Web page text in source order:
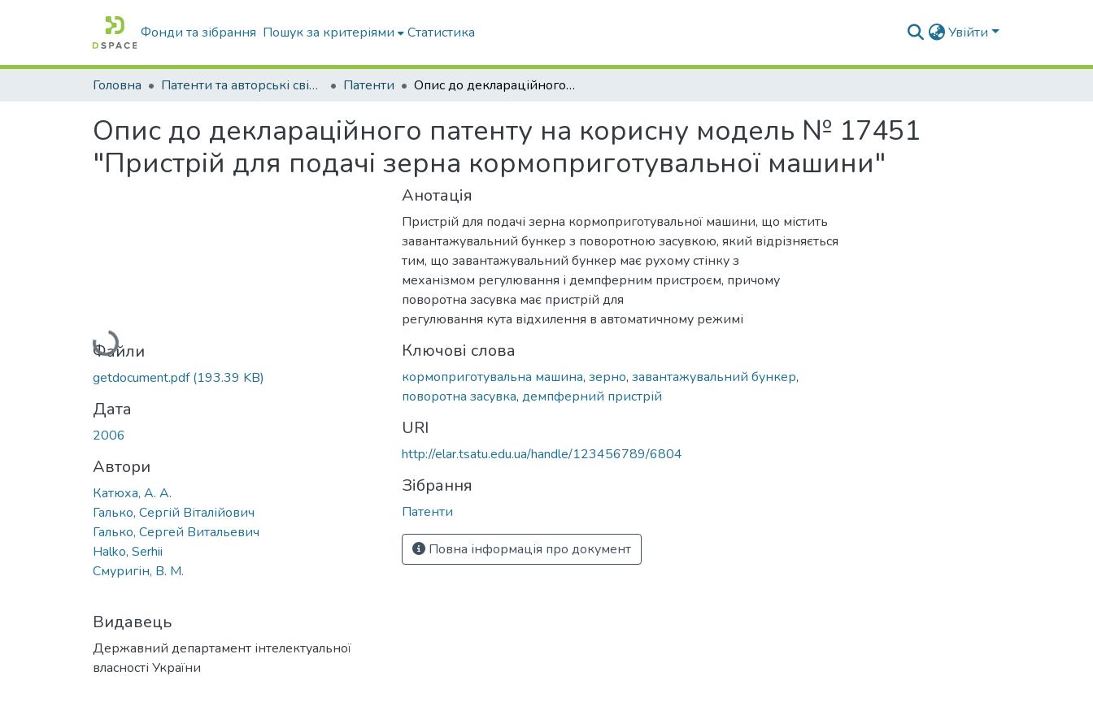
Фонди та зібрання Пошук за критеріями Статистика Увійти
Головна Патенти та авторські свідоцтва Патенти Опис до деклараційного патенту на корисну модель № 17451 "Пристрій для подачі зерна кормоприготувальної машини"
Опис до деклараційного патенту на корисну модель № 17451
"Пристрій для подачі зерна кормоприготувальної машини"
Вантажиться...
Файли
getdocument.pdf(193.39 KB)
Дата
2006
Автори
Катюха, А. А.
Галько, Сергій Віталійович
Галько, Сергей Витальевич
Halko, Serhii
Смуригін, В. М.
Видавець
Державний департамент інтелектуальної
власності України
Анотація
Пристрій для подачі зерна кормоприготувальної машини, що містить
завантажувальний бункер з поворотною засувкою, який відрізняється
тим, що завантажувальний бункер має рухому стінку з
механізмом регулювання і демпферним пристроєм, причому
поворотна засувка має пристрій для
регулювання кута відхилення в автоматичному режимі
Ключові слова
кормоприготувальна машина, зерно, завантажувальний бункер,
поворотна засувка, демпферний пристрій
URI
http://elar.tsatu.edu.ua/handle/123456789/6804
Зібрання
Патенти
Повна інформація про документ